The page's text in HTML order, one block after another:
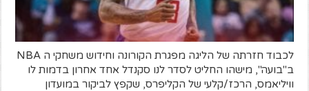
לכבוד חזרתה של הליגה מפגרת הקורונה וחידוש משחקי ה NBA
ב"בועה", מישהו החליט לסדר לנו סקנדל אחד אחרון בדמות לו
וויליאמס, הרכז/קלעי של הקליפרס, שקפץ לביקור במועדון